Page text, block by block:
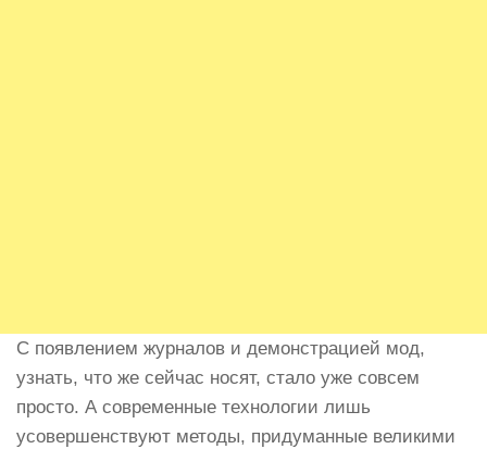
С появлением журналов и демонстрацией мод,
узнать, что же сейчас носят, стало уже совсем
просто. А современные технологии лишь
усовершенствуют методы, придуманные великими